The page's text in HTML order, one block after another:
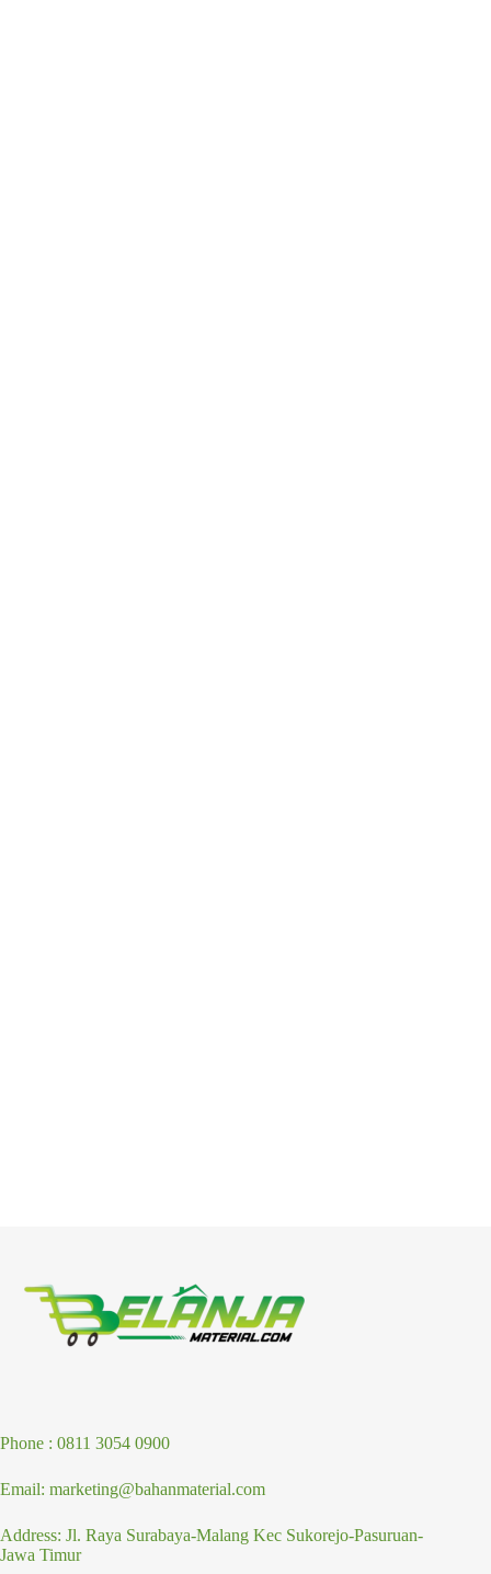
Phone : 0811 3054 0900
Email: marketing@bahanmaterial.com
Address: Jl. Raya Surabaya-Malang Kec Sukorejo-Pasuruan-
Jawa Timur